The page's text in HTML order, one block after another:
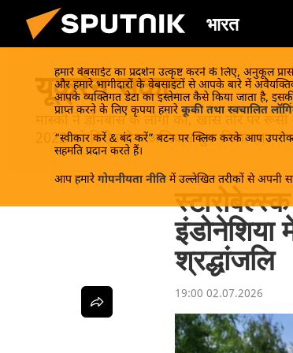
भारत
हमारे वेबसाईट का प्रदर्शन उत्कृष्ट करने के लिए, अनुकूल
और हमारे भागीदारों के वेबसाइटों से आपके बारे में
आपके व्यक्तिगत डेटा का इस्तेमाल कैसे किया जाता है,
प्राप्त करने के लिए कृपया हमारे कूकी तथा स्वचालित
“स्वीकार करें & बंद करें” बटन पर क्लिक करके आप
सहमति प्रदान करते हैं।
आप हमारे गोपनीयता नीति में उल्लेखित तरीकों से अपनी
यूक्रेन संकट
मास्को ने डोनबास के लोगों को, खास तौर पर
2022 को विशेष सैन्य अभियान शुरू किया था।
इंडोनेशिया
श्रद्धांजलि
19:00 02.07.2026